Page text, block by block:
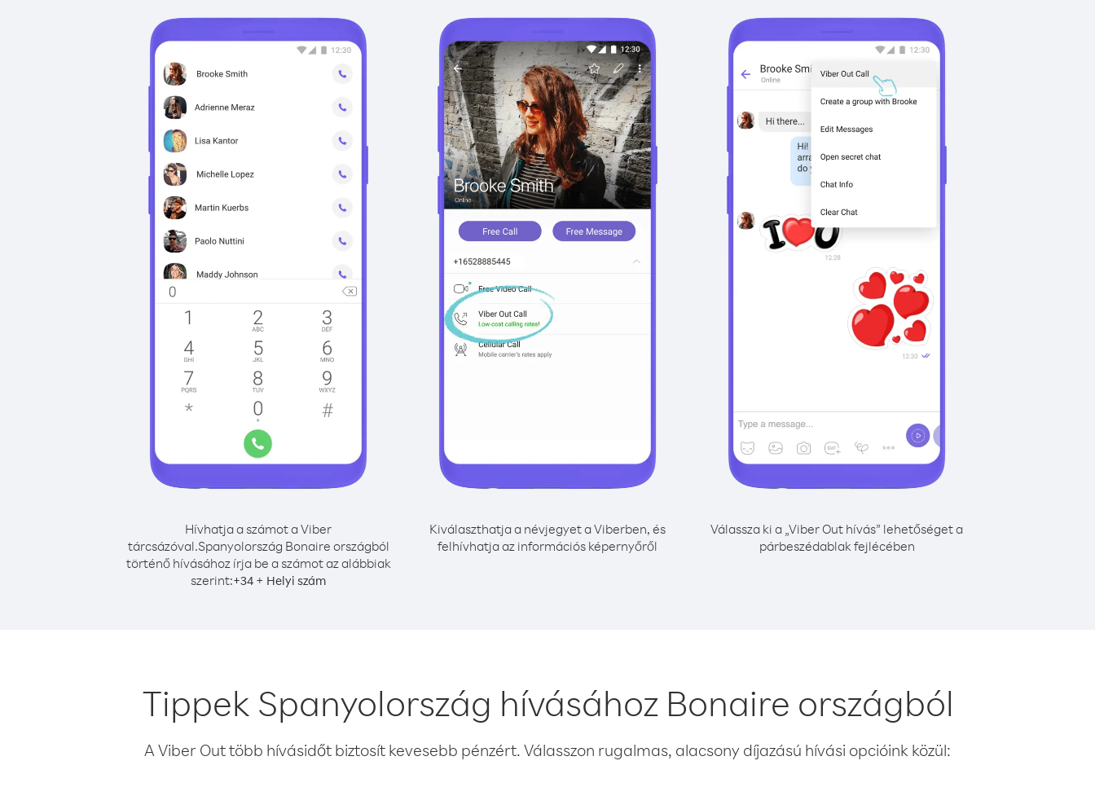
Hívhatja a számot a Viber
tárcsázóval.Spanyolország Bonaire országból
történő hívásához írja be a számot az alábbiak
szerint:+34 + Helyi szám
Kiválaszthatja a névjegyet a Viberben, és
felhívhatja az információs képernyőről
Válassza ki a „Viber Out hívás” lehetőséget a
párbeszédablak fejlécében
Tippek Spanyolország hívásához Bonaire országból
A Viber Out több hívásidőt biztosít kevesebb pénzért. Válasszon rugalmas, alacsony díjazású hívási opcióink közül: